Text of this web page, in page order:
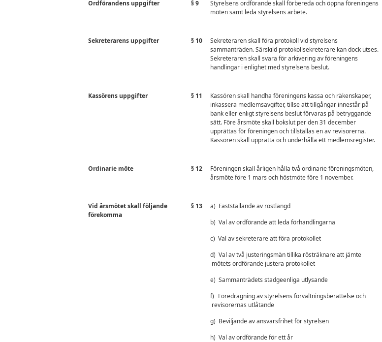
Ordförandens uppgifter § 9
Styrelsens ordförande skall förbereda och öppna föreningens
möten samt leda styrelsens arbete.
Sekreterarens uppgifter § 10
Sekreteraren skall föra protokoll vid styrelsens
sammanträden. Särskild protokollsekreterare kan dock utses.
Sekreteraren skall svara för arkivering av föreningens
handlingar i enlighet med styrelsens beslut.
Kassörens uppgifter § 11
Kassören skall handha föreningens kassa och räkenskaper,
inkassera medlemsavgifter, tillse att tillgångar innestår på
bank eller enligt styrelsens beslut förvaras på betryggande
sätt. Före årsmöte skall bokslut per den 31 december
upprättas för föreningen och tillställas en av revisorerna.
Kassören skall upprätta och underhålla ett medlemsregister.
Ordinarie möte § 12
Föreningen skall årligen hålla två ordinarie föreningsmöten,
årsmöte före 1 mars och höstmöte före 1 november.
Vid årsmötet skall följande
förekomma
§ 13 a) Fastställande av röstlängd
b) Val av ordförande att leda förhandlingarna
c) Val av sekreterare att föra protokollet
d) Val av två justeringsmän tillika rösträknare att jämte
mötets ordförande justera protokollet
e) Sammanträdets stadgeenliga utlysande
f) Föredragning av styrelsens förvaltningsberättelse och
revisorernas utlåtande
g) Beviljande av ansvarsfrihet för styrelsen
h) Val av ordförande för ett år